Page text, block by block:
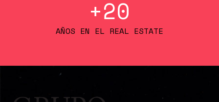
AÑOS EN EL REAL ESTATE
+20